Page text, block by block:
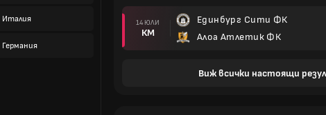
Италия
Германия
14 ЮЛИ
КМ
Единбург Сити ФК
Алоа Атлетик ФК
Виж всички настоящи